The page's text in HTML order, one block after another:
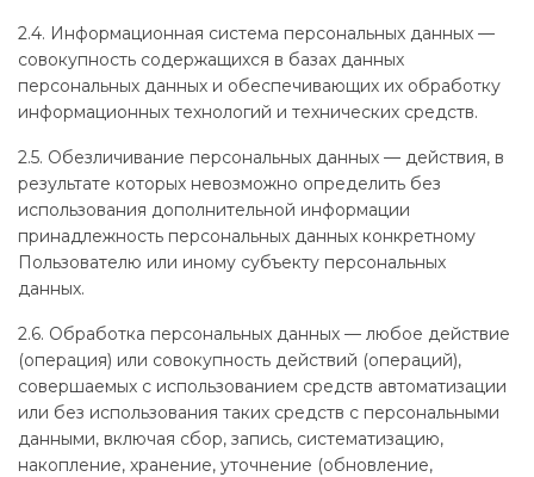
2.4. Информационная система персональных данных —
совокупность содержащихся в базах данных
персональных данных и обеспечивающих их обработку
информационных технологий и технических средств.
2.5. Обезличивание персональных данных — действия, в
результате которых невозможно определить без
использования дополнительной информации
принадлежность персональных данных конкретному
Пользователю или иному субъекту персональных
данных.
2.6. Обработка персональных данных — любое действие
(операция) или совокупность действий (операций),
совершаемых с использованием средств автоматизации
или без использования таких средств с персональными
данными, включая сбор, запись, систематизацию,
накопление, хранение, уточнение (обновление,